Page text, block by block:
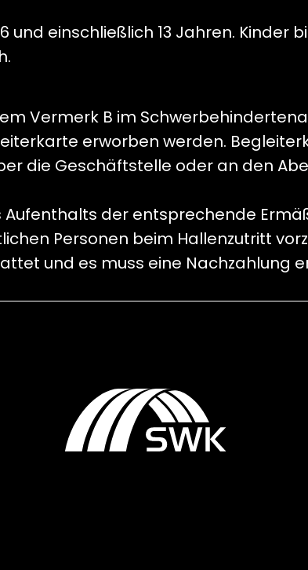
und einschließlich 13 Jahren. Kinder
Vermerk B im
erworben werden.
die Geschäftstelle oder an den
Aufenthalts der entsprechende
Personen beim Hallenzutritt
und es muss eine Nachzahlung